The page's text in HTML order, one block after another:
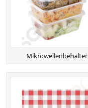
Mikrowellenbehälter